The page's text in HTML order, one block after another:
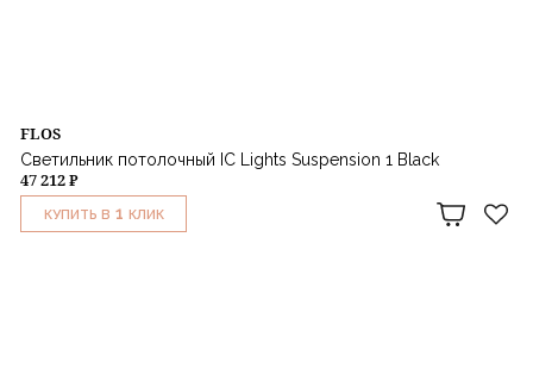
FLOS
Светильник потолочный IC Lights Suspension 1 Black
47 212 ₽
КУПИТЬ В 1 КЛИК